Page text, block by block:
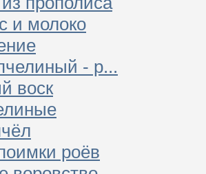
и молоко
- р...
воск
роёв